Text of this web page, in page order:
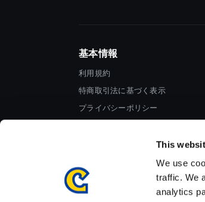
This
We use
traffic. We
analytics
基本情報
利用規約
特商取引法に基づく表示
プライバシーポリシー